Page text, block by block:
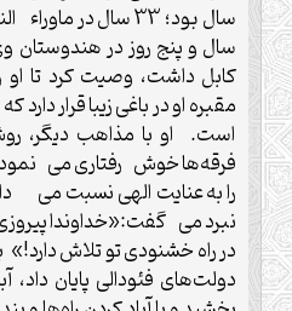
سال بود؛ 33 سال در
سال و پنج روز در هندوستان
کابل داشت، وصیت کرد تا
مقبره او در باغی زیبا قرار دارد
است. او با مذاهب دیگر،
فرقه‌ها خوش رفتاری می
را به عنایت الهی نسبت می
نبرد می گفت:«خداوندا
در راه خشنودی تو تلاش دارد!»
دولت‌های فئودالی پایان داد،